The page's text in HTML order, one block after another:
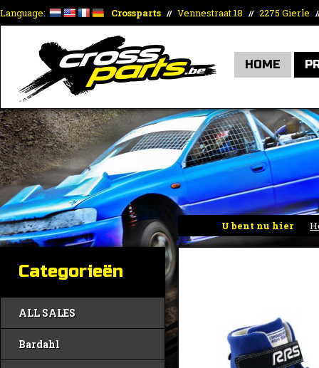
Language: Crossparts // Vennestraat 18 // 2275 Gierle
HOME
U bent nu hier
Categorieën
ALL SALES
Bardahl